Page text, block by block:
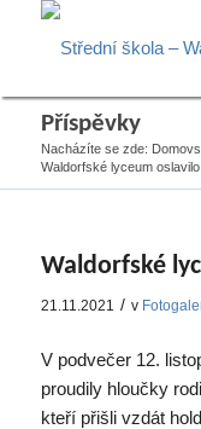
Příspěvky
Nacházíte se zde:
Waldorfské lyceum
Waldorfské
21.11.2021 / v
V podvečer 12.
proudily hloučky
kteří přišli vzdát